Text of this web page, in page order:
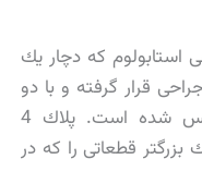
استابولوم كه دچار یك
قرار گرفته و با دو
پلاك 7 و 4 سوراخه بازسازی فیكس شده است. پلاك 4
قطعاتی را كه در